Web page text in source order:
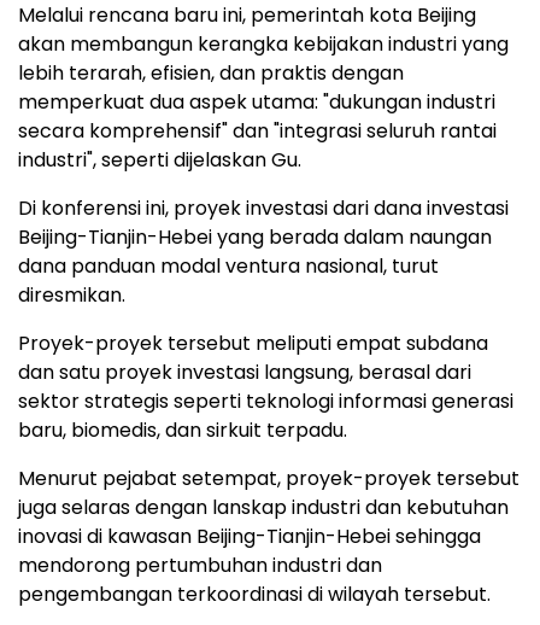
Melalui rencana baru ini, pemerintah kota Beijing
akan membangun kerangka kebijakan industri yang
lebih terarah, efisien, dan praktis dengan
memperkuat dua aspek utama: "dukungan industri
secara komprehensif" dan "integrasi seluruh rantai
industri", seperti dijelaskan Gu.
Di konferensi ini, proyek investasi dari dana investasi
Beijing-Tianjin-Hebei yang berada dalam naungan
dana panduan modal ventura nasional, turut
diresmikan.
Proyek-proyek tersebut meliputi empat subdana
dan satu proyek investasi langsung, berasal dari
sektor strategis seperti teknologi informasi generasi
baru, biomedis, dan sirkuit terpadu.
Menurut pejabat setempat, proyek-proyek tersebut
juga selaras dengan lanskap industri dan kebutuhan
inovasi di kawasan Beijing-Tianjin-Hebei sehingga
mendorong pertumbuhan industri dan
pengembangan terkoordinasi di wilayah tersebut.